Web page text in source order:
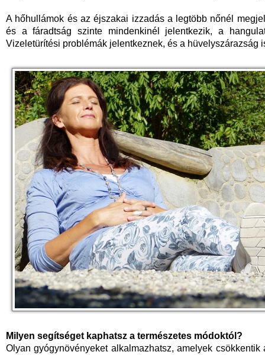
A hőhullámok és az éjszakai izzadás a legtöbb nőnél
és a fáradtság szinte mindenkinél jelentkezik, a
Vizeletürítési problémák jelentkeznek, és a hüvelyszárazság
Milyen segítséget kaphatsz a természetes módoktól?
Olyan gyógynövényeket alkalmazhatsz, amelyek